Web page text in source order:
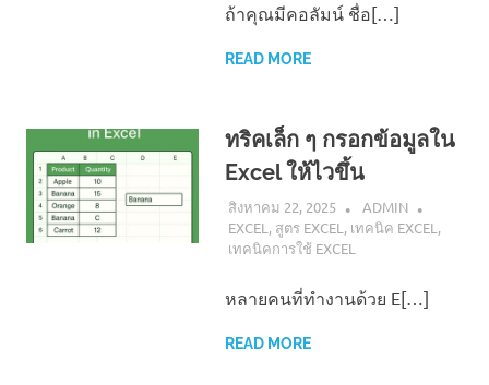
ถ้าคุณมีคอลัมน์ ชื่อ[…]
READ MORE
ทริคเล็ก ๆ กรอกข้อมูลใน
Excel ให้ไวขึ้น
สิงหาคม 22, 2025
ADMIN
EXCEL , สูตร EXCEL , เทคนิค EXCEL ,
เทคนิคการใช้ EXCEL
หลายคนที่ทำงานด้วย E[…]
READ MORE